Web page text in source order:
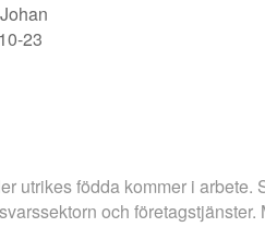
Johan
23
utrikes födda kommer i arbete.
och